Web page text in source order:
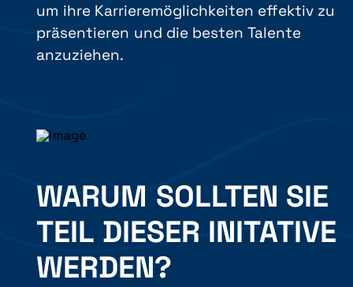
um ihre Karrieremöglichkeiten effektiv zu
präsentieren und die besten Talente
anzuziehen.
WARUM SOLLTEN SIE
TEIL DIESER INITATIVE
WERDEN?